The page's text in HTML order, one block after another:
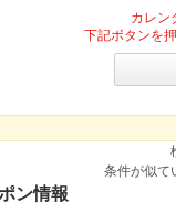
カレン
下記ボタンを
条件が似て
ン情報